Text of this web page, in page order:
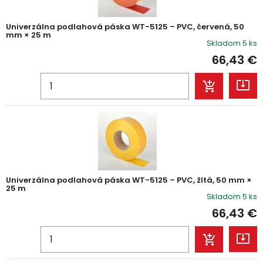
Univerzálna podlahová páska WT-5125 – PVC, červená, 50
mm × 25 m
Skladom 5 ks
66,43 €
Univerzálna podlahová páska WT-5125 – PVC, žltá, 50 mm ×
25 m
Skladom 5 ks
66,43 €